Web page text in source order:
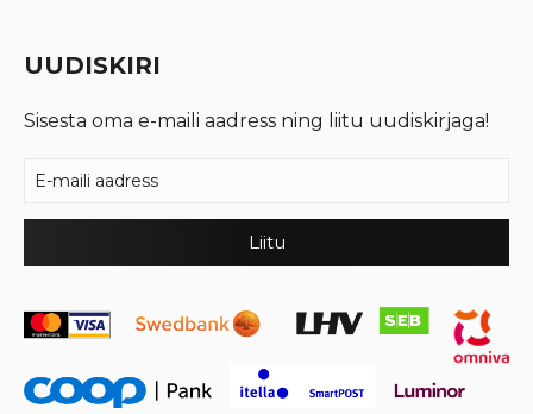
UUDISKIRI
Sisesta oma e-maili aadress ning liitu uudiskirjaga!